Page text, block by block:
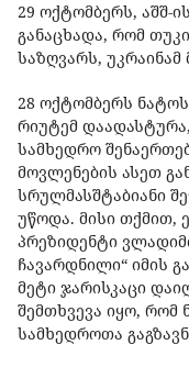
29 ოქტომბერს, აშშ-
განაცხადა, რომ
საზღვარს, უკრაინამ
28 ოქტომბერს
რიუტემ
სამხედრო
მოვლენების ასეთ
სრულმასშტაბიანი
უწოდა. მისი თქმით,
პრეზიდენტი
ჩავარდნილი“ იმის
მეტი ჯარისკაცი
შემთხვევა იყო,
სამხედროთა